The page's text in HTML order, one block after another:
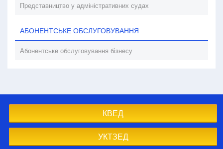
Представництво у адміністративних судах
АБОНЕНТСЬКЕ ОБСЛУГОВУВАННЯ
Абонентське обслуговування бізнесу
КВЕД
УКТЗЕД